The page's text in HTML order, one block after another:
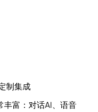
制集成
丰富：对话AI、语音